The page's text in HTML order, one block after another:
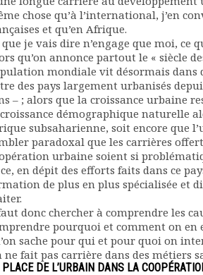
rapports
chose qu’à l’international, j’en
et qu’en Afrique.
que je vais dire n’engage que moi, ce
qu’on annonce partout le « siècle
mondiale vit désormais dans
des pays largement urbanisés
– ; alors que la croissance urbaine
démographique naturelle
subsaharienne, soit encore que
paradoxal que les carrières
urbaine soient si
en dépit des efforts faits dans ce
de plus en plus spécialisée et
donc chercher à comprendre les
pourquoi et comment on en
sache pour qui et pour quoi on
ne fait pas carrière dans des métiers
DE L’URBAIN DANS LA